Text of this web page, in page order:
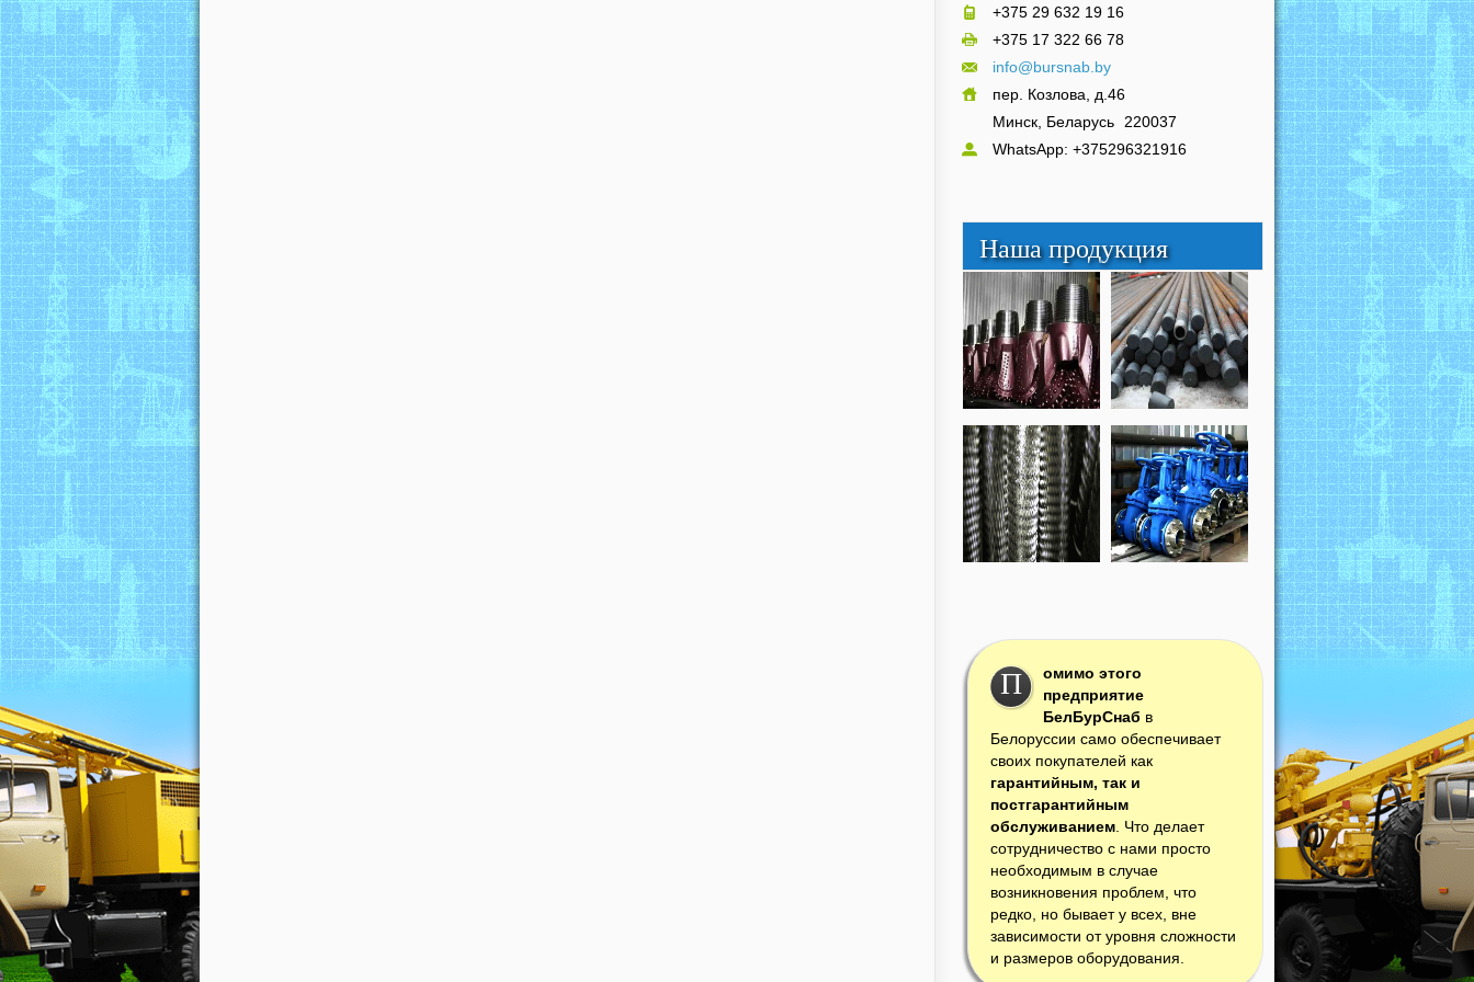
+375 29 632 19 16
+375 17 322 66 78
info@bursnab.by
пер. Козлова, д.46
Минск, Беларусь 220037
WhatsApp: +375296321916
Наша продукция
П
омимо этого
предприятие
БелБурСнаб в
Белоруссии само обеспечивает
своих покупателей как
гарантийным, так и
постгарантийным
обслуживанием. Что делает
сотрудничество с нами просто
необходимым в случае
возникновения проблем, что
редко, но бывает у всех, вне
зависимости от уровня сложности
и размеров оборудования.